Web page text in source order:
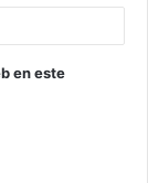
en este